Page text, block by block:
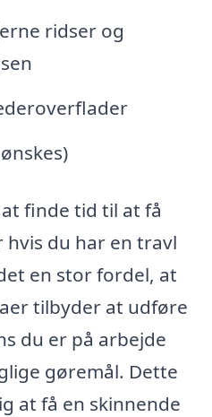
ridser og
finde tid til at få
du har en travl
en stor fordel, at
tilbyder at udføre
du er på arbejde
gøremål. Dette
at få en skinnende